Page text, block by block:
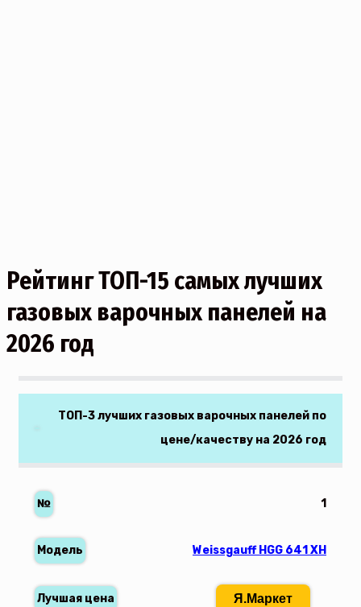
Рейтинг ТОП-15 самых лучших
газовых варочных панелей на
2026 год
ТОП-3 лучших газовых варочных панелей по
цене/качеству на 2026 год
1
Weissgauff HGG 641 XH
Я.Маркет